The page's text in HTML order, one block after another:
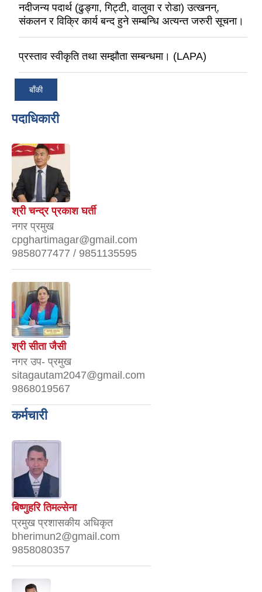
नदीजन्य पदार्थ (ढुङ्गा, गिट्टी, वालुवा र रोडा) उत्खनन्,
संकलन र विक्रि कार्य बन्द हुने सम्बन्धि अत्यन्त जरुरी सूचना।
प्रस्ताव स्वीकृति तथा सम्झौता सम्बन्धमा। (LAPA)
बाँकी
पदाधिकारी
श्री चन्द्र प्रकाश घर्ती
नगर प्रमुख
cpghartimagar@gmail.com
9858077477 / 9851135595
श्री सीता जैसी
नगर उप- प्रमुख
sitagautam2047@gmail.com
9868019567
कर्मचारी
बिष्णुहरि तिमल्सेना
प्रमुख प्रशासकीय अधिकृत
bherimun2@gmail.com
9858080357